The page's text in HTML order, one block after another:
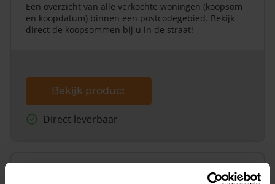
Een overzicht van alle verkochte woningen (koopsom
en koopdatum) binnen een postcodegebied. Bekijk
direct de koopsommen bij u in de straat!
Bekijk product
Direct leverbaar
Koopsommenoverzicht (1 jaar gratis